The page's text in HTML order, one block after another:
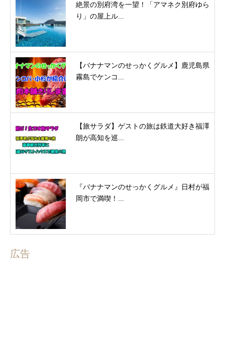
絶景の別府湾を一望！「アマネク別府ゆら
り」の屋上ル...
【バナナマンのせっかくグルメ】鹿児島県
霧島でケンコ...
【旅サラダ】ゲストの旅は鉄道大好き福澤
朗が高知を巡...
『バナナマンのせっかくグルメ』日村が福
岡市で満喫！...
広告